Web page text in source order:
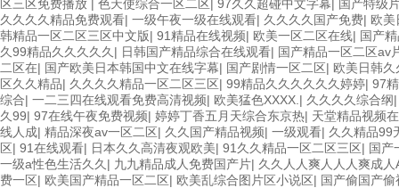
区三区免费播放 | 色天使综合一区二区| 97久久超碰中文字幕| 国产特级
久久久久精品免费观看| 一级午夜一级在线观看| 久久久久国产免费| 欧美
韩精品一区二区三区中文版| 91精品在线视频| 欧美一区二区在线| 国产
久99精品久久久久久 | 日韩国产精品综合在线观看| 国产精品一区二区av
二区在| 国产欧美日本韩国中文在线字幕| 国产剧情一区二区| 欧美日韩
区久久精品| 久久久久精品一区二区三区| 99精品久久久久久久婷婷| 97
综合| 一二三四在线观看免费高清视频| 欧美猛色XXXX. | 久久久久综合纲
久99| 97在线午夜免费视频| 婷婷丁香五月天综合东京热| 天堂精品视频
线人成| 精品深夜av一区二区| 久久国产精品视频| 一级观看| 久久精品99
区| 91在线观看| 日本久久高清夜观欧美| 91久久精品一区二区三区| 国产
一级a性色生活久久 | 九九精品成人免费国产片| 久久人人爽人人人爽成人
费一区| 欧美国产精品一区二区| 欧美乱综合图片区小说区| 国产偷国产偷